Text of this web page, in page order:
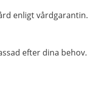
enligt vårdgarantin.
efter dina behov.